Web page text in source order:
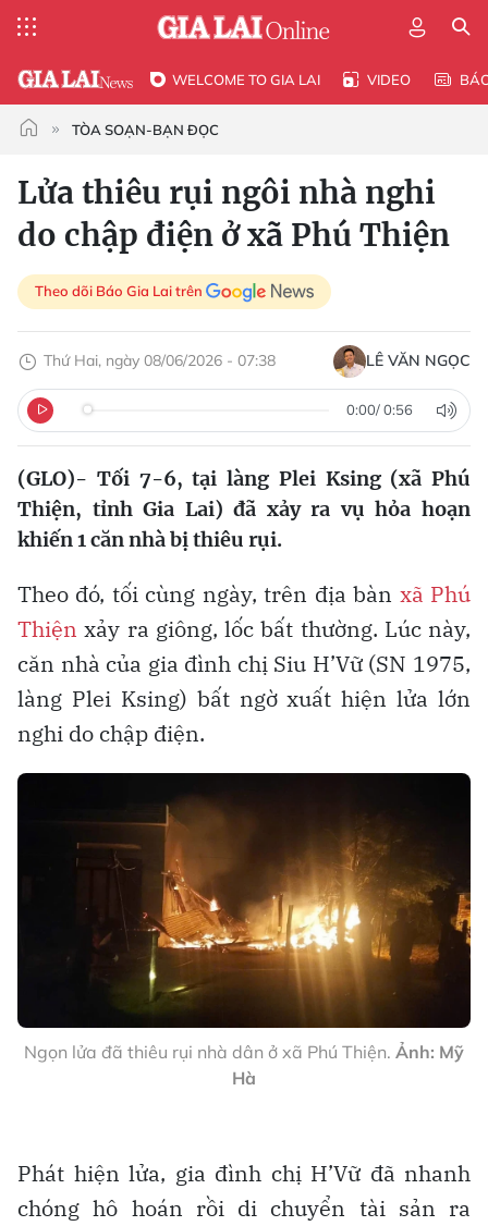
WELCOME TO GIA LAI VIDEO
TÒA SOẠN-BẠN ĐỌC
Lửa thiêu rụi ngôi nhà nghi
do chập điện ở xã Phú Thiện
Theo dõi Báo Gia Lai trên
Thứ Hai, ngày 08/06/2026 - 07:38 LÊ VĂN NGỌC
0:00/0:56
(GLO)- Tối 7-6, tại làng Plei Ksing (xã Phú
Thiện, tỉnh Gia Lai) đã xảy ra vụ hỏa hoạn
khiến 1 căn nhà bị thiêu rụi.
Theo đó, tối cùng ngày, trên địa bàn xã Phú
Thiện xảy ra giông, lốc bất thường. Lúc này,
căn nhà của gia đình chị Siu H’Vữ (SN 1975,
làng Plei Ksing) bất ngờ xuất hiện lửa lớn
nghi do chập điện.
Ngọn lửa đã thiêu rụi nhà dân ở xã Phú Thiện. Ảnh: Mỹ
Hà
Phát hiện lửa, gia đình chị H’Vữ đã nhanh
chóng hô hoán rồi di chuyển tài sản ra